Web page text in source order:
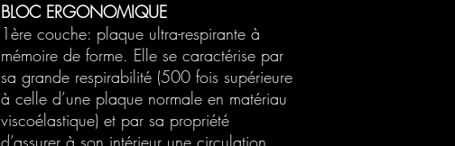
BLOC ERGONOMIQUE
1ère couche: plaque ultra-respirante à
mémoire de forme. Elle se caractérise par
sa grande respirabilité (500 fois supérieure
à celle d’une plaque normale en matériau
viscoélastique) et par sa propriété
d’assurer à son intérieur une circulation